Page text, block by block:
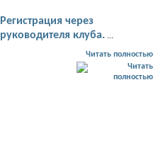
Регистрация через
руководителя клуба.
Читать полностью